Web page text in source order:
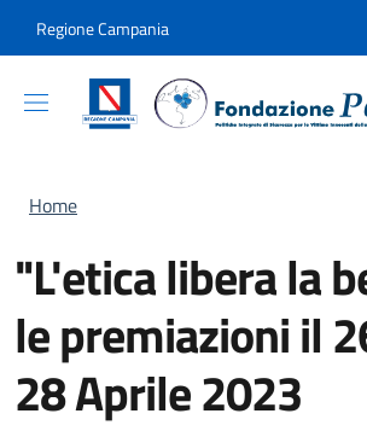
Regione Campania
Briciole di pane
Home
"L'etica libera la
le premiazioni il
28 Aprile 2023